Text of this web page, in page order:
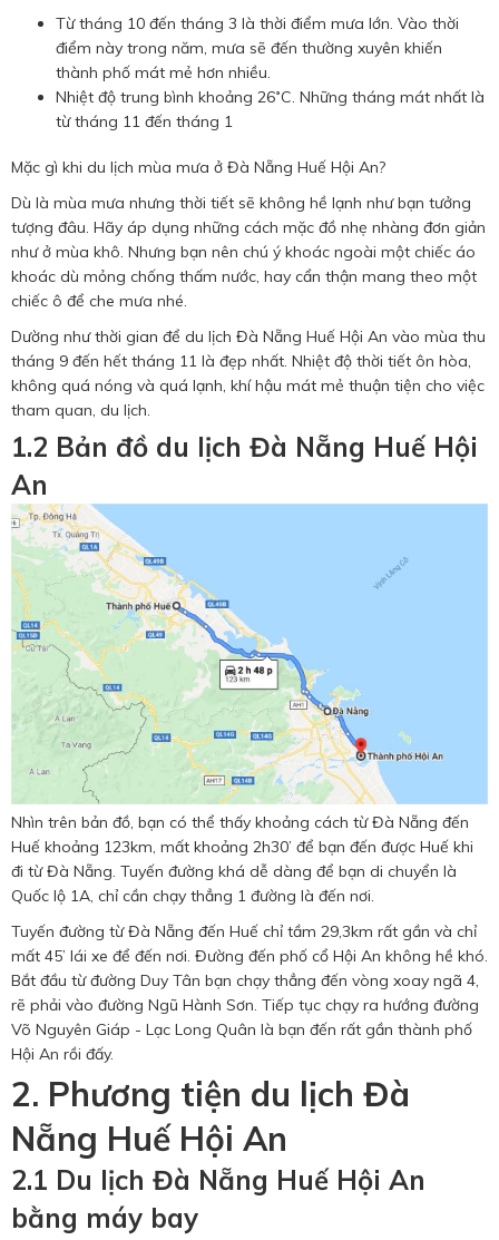
Từ tháng 10 đến tháng 3 là thời điểm mưa lớn. Vào thời
điểm này trong năm, mưa sẽ đến thường xuyên khiến
thành phố mát mẻ hơn nhiều.
Nhiệt độ trung bình khoảng 26˚C. Những tháng mát nhất là
từ tháng 11 đến tháng 1
Mặc gì khi du lịch mùa mưa ở Đà Nẵng Huế Hội An?
Dù là mùa mưa nhưng thời tiết sẽ không hề lạnh như bạn tưởng
tượng đâu. Hãy áp dụng những cách mặc đồ nhẹ nhàng đơn giản
như ở mùa khô. Nhưng bạn nên chú ý khoác ngoài một chiếc áo
khoác dù mỏng chống thấm nước, hay cẩn thận mang theo một
chiếc ô để che mưa nhé.
Dường như thời gian để du lịch Đà Nẵng Huế Hội An vào mùa thu
tháng 9 đến hết tháng 11 là đẹp nhất. Nhiệt độ thời tiết ôn hòa,
không quá nóng và quá lạnh, khí hậu mát mẻ thuận tiện cho việc
tham quan, du lịch.
1.2 Bản đồ du lịch Đà Nẵng Huế Hội
An
Nhìn trên bản đồ, bạn có thể thấy khoảng cách từ Đà Nẵng đến
Huế khoảng 123km, mất khoảng 2h30’ để bạn đến được Huế khi
đi từ Đà Nẵng. Tuyến đường khá dễ dàng để bạn di chuyển là
Quốc lộ 1A, chỉ cần chạy thẳng 1 đường là đến nơi.
Tuyến đường từ Đà Nẵng đến Huế chỉ tầm 29,3km rất gần và chỉ
mất 45’ lái xe để đến nơi. Đường đến phố cổ Hội An không hề khó.
Bắt đầu từ đường Duy Tân bạn chạy thẳng đến vòng xoay ngã 4,
rẽ phải vào đường Ngũ Hành Sơn. Tiếp tục chạy ra hướng đường
Võ Nguyên Giáp - Lạc Long Quân là bạn đến rất gần thành phố
Hội An rồi đấy.
2. Phương tiện du lịch Đà
Nẵng Huế Hội An
2.1 Du lịch Đà Nẵng Huế Hội An
bằng máy bay